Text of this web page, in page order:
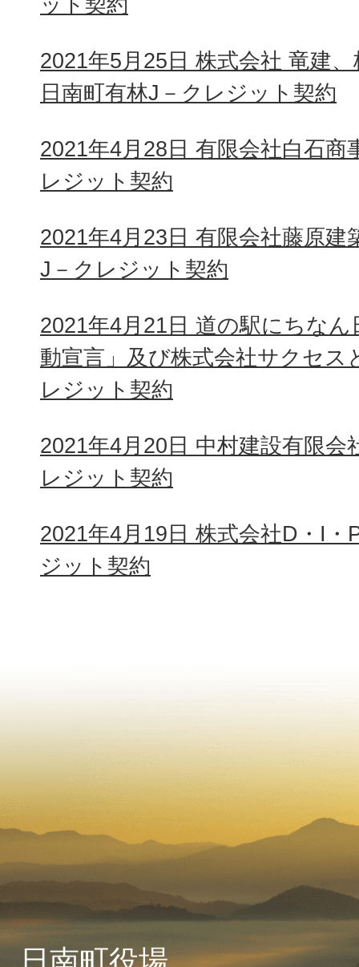
2021年5月25日 株式会社 竜建
日南町有林J－クレジット契約
2021年4月28日 有限会社白石商
レジット契約
2021年4月23日 有限会社藤原建
J－クレジット契約
2021年4月21日 道の駅にちな
動宣言」及び株式会社サクセス
レジット契約
2021年4月20日 中村建設有限会
レジット契約
2021年4月19日 株式会社D・I・
ジット契約